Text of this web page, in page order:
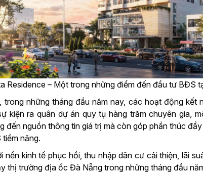
Residence – Một trong những điểm đến đầu tư BĐS
trong những tháng đầu năm nay, các hoạt động kết
kiện ra quân dự án quy tụ hàng trăm chuyên gia,
đến nguồn thông tin giá trị mà còn góp phần thúc
năng.
nền kinh tế phục hồi, thu nhập dân cư cải thiện, lãi
thị trường địa ốc Đà Nẵng trong những tháng đầu